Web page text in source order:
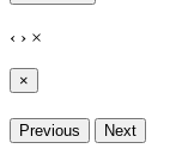
‹ › ×
×
Previous Next